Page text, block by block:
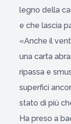
legno della
e che lascia
«Anche il
una carta
ripassa e
superfici
stato di più
Ha preso a